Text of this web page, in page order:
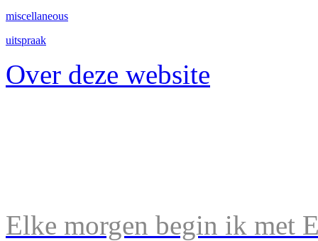
miscellaneous
uitspraak
Over deze website
Elke morgen begin ik met